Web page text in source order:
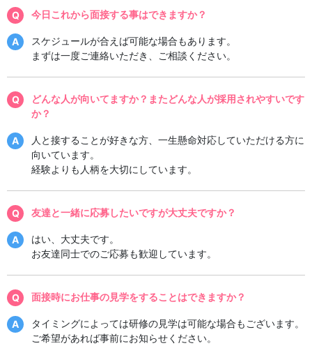
今日これから面接する事はできますか？
スケジュールが合えば可能な場合もあります。
まずは一度ご連絡いただき、ご相談ください。
どんな人が向いてますか？またどんな人が採用されやすいです
か？
人と接することが好きな方、一生懸命対応していただける方に
向いています。
経験よりも人柄を大切にしています。
友達と一緒に応募したいですが大丈夫ですか？
はい、大丈夫です。
お友達同士でのご応募も歓迎しています。
面接時にお仕事の見学をすることはできますか？
タイミングによっては研修の見学は可能な場合もございます。
ご希望があれば事前にお知らせください。